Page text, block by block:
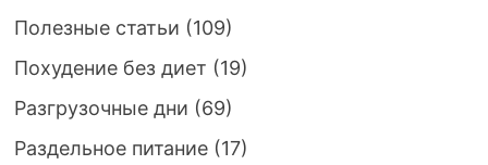
Полезные статьи (109)
Похудение без диет (19)
Разгрузочные дни (69)
Раздельное питание(17)